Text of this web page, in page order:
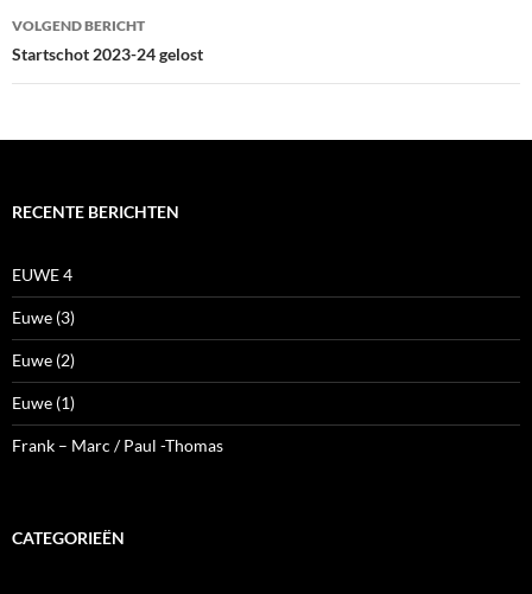
VOLGEND BERICHT
Startschot 2023-24 gelost
RECENTE BERICHTEN
EUWE 4
Euwe (3)
Euwe (2)
Euwe (1)
Frank – Marc / Paul -Thomas
CATEGORIEËN